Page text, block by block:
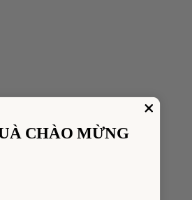
CHÀO MỪNG